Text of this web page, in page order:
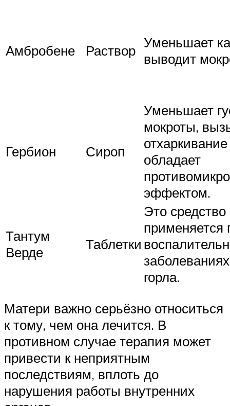
Амбробене Раствор Уменьшает
выводит
Гербион Сироп
Уменьшает
мокроты,
обладает
эффектом.
Тантум
Верде
Таблетки
Это
применяется
горла.
Матери важно серьёзно относиться
к тому, чем она лечится. В
противном случае терапия может
привести к неприятным
последствиям, вплоть до
нарушения работы внутренних